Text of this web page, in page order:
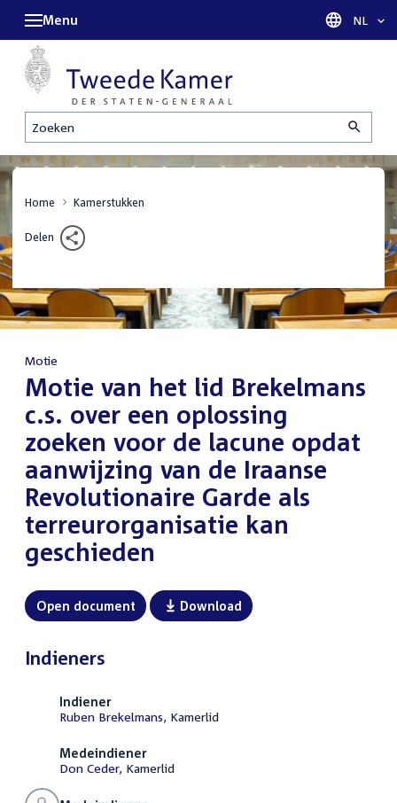
Zoeken
Menu Taal
NL
Home Kamerstukken
Delen
Motie
:Motie van het lid Brekelmans
c.s. over een oplossing
zoeken voor de lacune opdat
aanwijzing van de Iraanse
Revolutionaire Garde als
terreurorganisatie kan
geschieden
Open document Download
Indieners
Indiener
Ruben Brekelmans, Kamerlid
Medeindiener
Don Ceder, Kamerlid